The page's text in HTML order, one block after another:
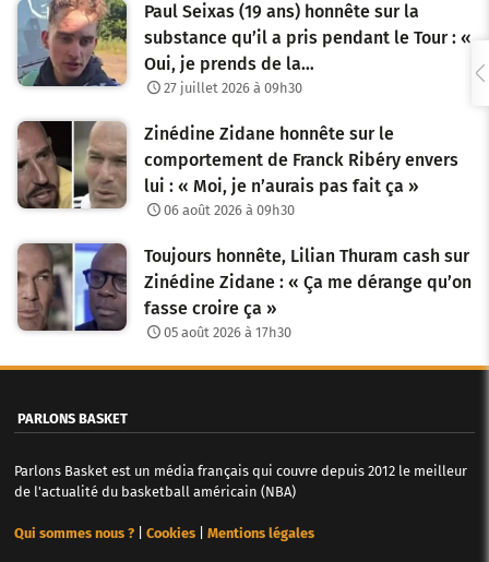
d
e
a
r
t
i
c
l
e
s
Paul Seixas (19 ans) honnête sur la
substance qu’il a pris pendant le Tour : «
Oui, je prends de la…
27 juillet 2026 à 09h30
Zinédine Zidane honnête sur le
comportement de Franck Ribéry envers
lui : « Moi, je n’aurais pas fait ça »
06 août 2026 à 09h30
Toujours honnête, Lilian Thuram cash sur
Zinédine Zidane : « Ça me dérange qu’on
fasse croire ça »
05 août 2026 à 17h30
PARLONS BASKET
Parlons Basket est un média français qui couvre depuis 2012 le meilleur
de l'actualité du basketball américain (NBA)
Qui sommes nous ?| Cookies| Mentions légales